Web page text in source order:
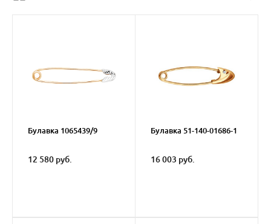
Булавка 1065439/9
12 580 руб.
Булавка 51-140-01686-1
16 003 руб.